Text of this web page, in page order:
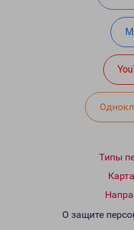
Типы
О защите